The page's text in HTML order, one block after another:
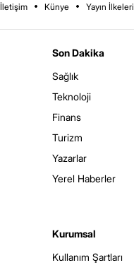
İletişim Künye Yayın İlkeleri
Son Dakika
Sağlık
Teknoloji
Finans
Turizm
Yazarlar
Yerel Haberler
Kurumsal
Kullanım Şartları